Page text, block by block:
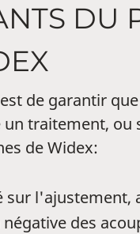
DU
de garantir
traitement, ou
de Widex:
sur
des